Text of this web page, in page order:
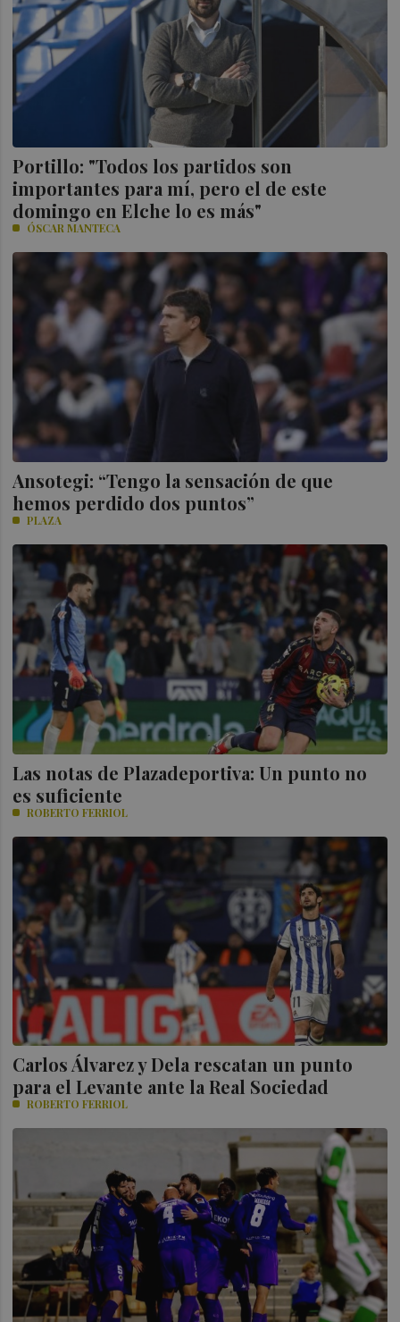
Portillo: "Todos los partidos son
importantes para mí, pero el de este
domingo en Elche lo es más"
ÓSCAR MANTECA
Ansotegi: “Tengo la sensación de que
hemos perdido dos puntos”
PLAZA
Las notas de Plazadeportiva: Un punto no
es suficiente
ROBERTO FERRIOL
Carlos Álvarez y Dela rescatan un punto
para el Levante ante la Real Sociedad
ROBERTO FERRIOL